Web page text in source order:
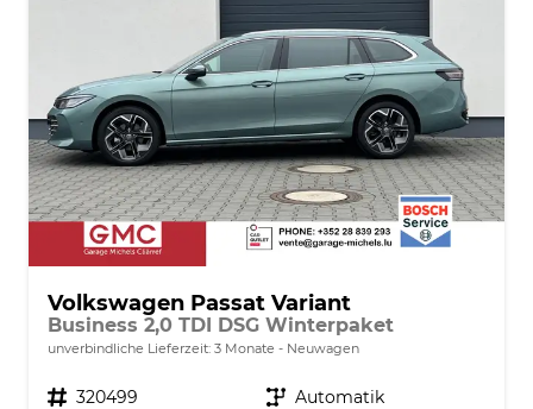
Volkswagen Passat Variant
Business 2,0 TDI DSG Winterpaket
unverbindliche Lieferzeit: 3 Monate Neuwagen
Fahrzeugnr. 320499 Getriebe Automatik